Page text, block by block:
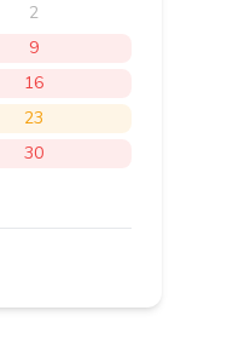
2
9
16
23
30